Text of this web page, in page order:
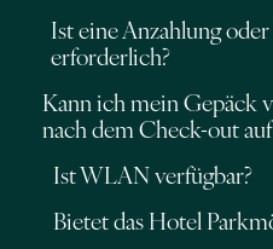
Ist eine Anzahlung
erforderlich?
Kann ich mein Gepäck
nach dem Check-out
Ist WLAN verfügbar?
Bietet das Hotel